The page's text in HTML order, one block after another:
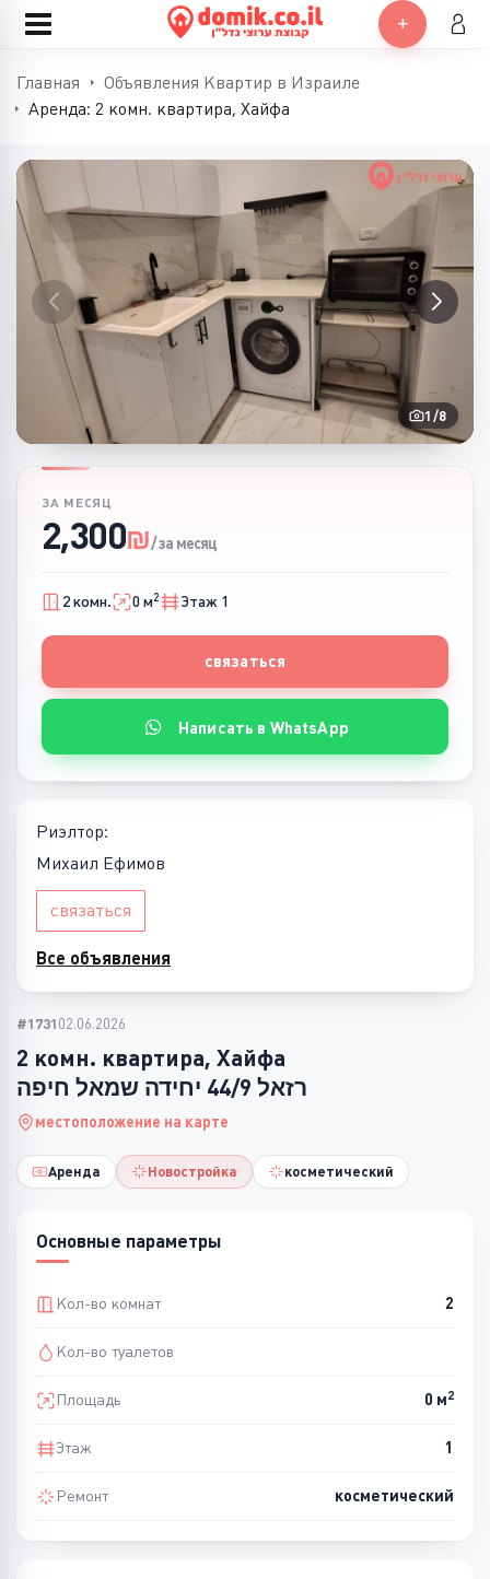
Главная
Объявления Квартир в Израиле
Аренда: 2 комн. квартира, Хайфа
1 /8
ЗА МЕСЯЦ
2,300₪/ за месяц
2 комн. 0 м2 Этаж 1
связаться
Написать в WhatsApp
Риэлтор:
Михаил Ефимов
связаться
Все объявления
#1731 02.06.2026
2 комн. квартира, Хайфа
רזאל 44/9 יחידה שמאל חיפה
местоположение на карте
Аренда Новостройка косметический
Основные параметры
Кол-во комнат 2
Кол-во туалетов
Площадь 0 м2
Этаж 1
Ремонт косметический